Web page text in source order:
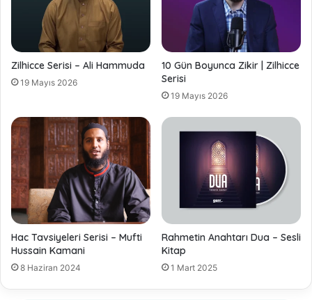
Zilhicce Serisi – Ali Hammuda
19 Mayıs 2026
10 Gün Boyunca Zikir | Zilhicce
Serisi
19 Mayıs 2026
Hac Tavsiyeleri Serisi – Mufti
Hussain Kamani
8 Haziran 2024
Rahmetin Anahtarı Dua – Sesli
Kitap
1 Mart 2025